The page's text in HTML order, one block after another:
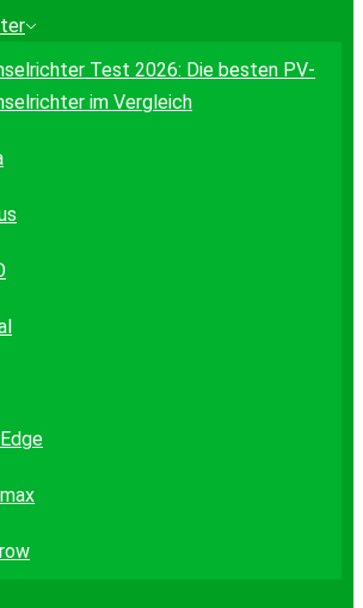
Test 2026: Die besten PV-
im Vergleich